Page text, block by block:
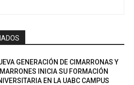
GENERACIÓN DE CIMARRONAS Y
INICIA SU FORMACIÓN
EN LA UABC CAMPUS